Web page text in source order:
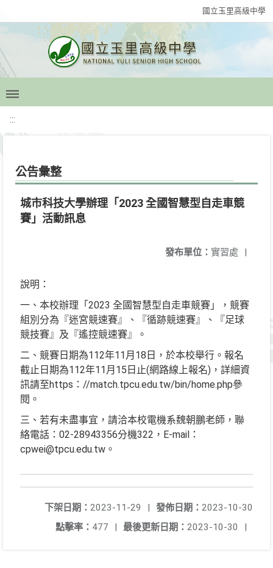
國立玉里高級中學
:::
公告彙整
城市科技大學辦理「2023 全國智慧型自走車競
賽」活動訊息
發布單位： 實習處 |
說明：
一、本校辦理「2023 全國智慧型自走車競賽」，競賽
組別分為『迷宮競速賽』、『循跡競速賽』、『足球
競技賽』及『遙控競速賽』。
二、競賽日期為112年11月18日，於本校舉行。報名
截止日期為112年11月15日止(網路線上報名)，詳細資
訊請至https：//match.tpcu.edu.tw/bin/home.php參
閱。
三、若有未盡事宜，請洽本校電機系魏朝鵬老師，聯
絡電話：02-28943356分機322，E-mail：
cpwei@tpcu.edu.tw。
發佈日期： 2023-10-30
下架日期： 2023-11-29
|
最後更新日期： 2023-10-30 |
點擊率： 477 |